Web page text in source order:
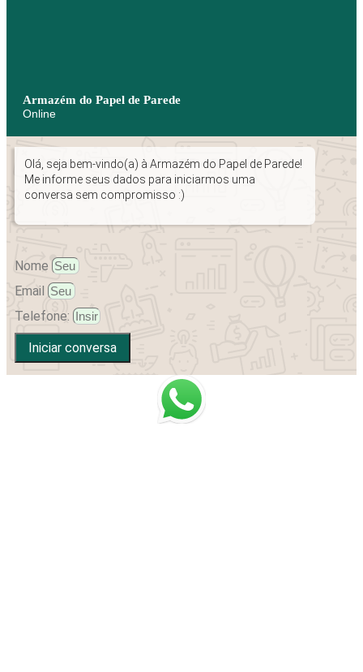
Armazém do Papel de Parede
Online
Olá, seja bem-vindo(a) à Armazém do Papel de Parede!
Me informe seus dados para iniciarmos uma
conversa sem compromisso :)
Nome
Email
Telefone:
Iniciar conversa